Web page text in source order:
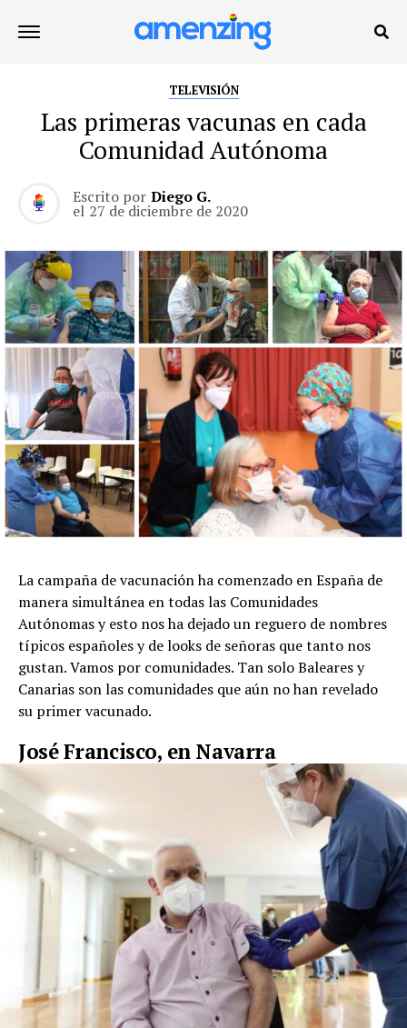
TELEVISIÓN
Las primeras vacunas en cada
Comunidad Autónoma
Escrito por Diego G.
el 27 de diciembre de 2020
La campaña de vacunación ha comenzado en España de
manera simultánea en todas las Comunidades
Autónomas y esto nos ha dejado un reguero de nombres
típicos españoles y de looks de señoras que tanto nos
gustan. Vamos por comunidades. Tan solo Baleares y
Canarias son las comunidades que aún no han revelado
su primer vacunado.
José Francisco, en Navarra